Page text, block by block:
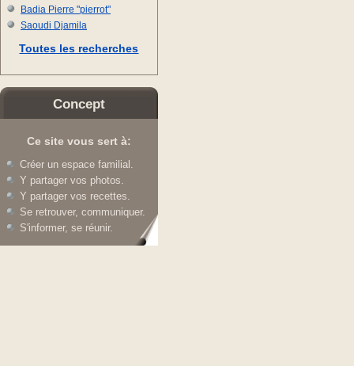
Badia Pierre "pierrot"
Saoudi Djamila
Toutes les recherches
Concept
Ce site vous sert à:
Créer un espace familial.
Y partager vos photos.
Y partager vos recettes.
Se retrouver, communiquer.
S'informer, se réunir.